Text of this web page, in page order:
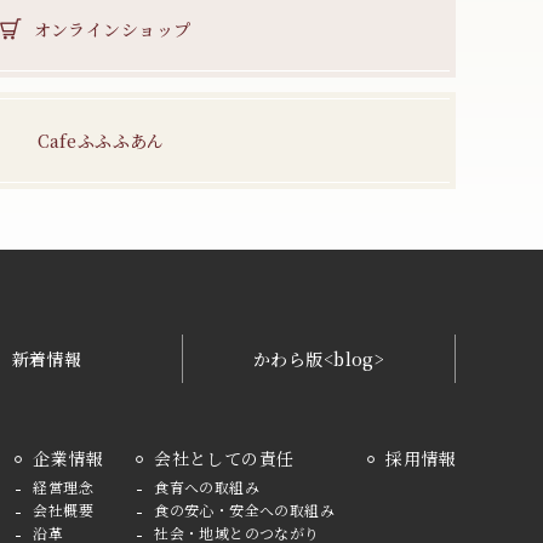
オンラインショップ
Cafeふふふあん
新着情報 かわら版<blog>
企業情報
経営理念
会社概要
沿革
会社としての責任
食育への取組み
食の安心・安全への取組み
社会・地域とのつながり
採用情報